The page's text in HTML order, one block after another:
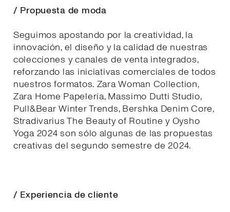
/ Propuesta de moda
Seguimos apostando por la creatividad, la
innovación, el diseño y la calidad de nuestras
colecciones y canales de venta integrados,
reforzando las iniciativas comerciales de todos
nuestros formatos. Zara Woman Collection,
Zara Home Papelería, Massimo Dutti Studio,
Pull&Bear Winter Trends, Bershka Denim Core,
Stradivarius The Beauty of Routine y Oysho
Yoga 2024 son sólo algunas de las propuestas
creativas del segundo semestre de 2024.
/ Experiencia de cliente